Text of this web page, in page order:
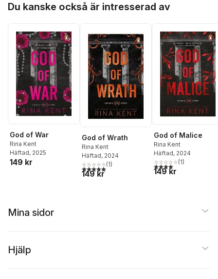
Du kanske också är intresserad av
God of War
Rina Kent
Häftad, 2025
149 kr
God of Wrath
Rina Kent
Häftad, 2024
5,0utav 5 stjärnor. Totalt antal röster:
(1)
149 kr
God of Malice
Rina Kent
Häftad, 2024
4,0utav 5 stjärnor.
(1)
149 kr
Mina sidor
Hjälp